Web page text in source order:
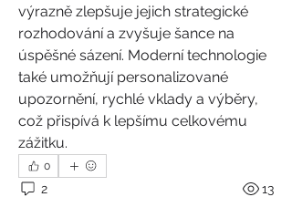
výrazně zlepšuje jejich strategické
rozhodování a zvyšuje šance na
úspěšné sázení. Moderní technologie
také umožňují personalizované
upozornění, rychlé vklady a výběry,
což přispívá k lepšímu celkovému
zážitku.
0
2 13